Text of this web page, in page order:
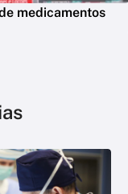
medicamentos